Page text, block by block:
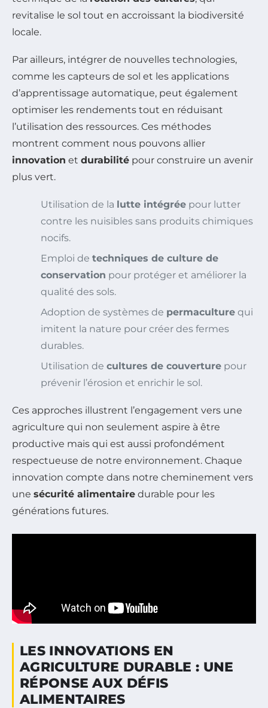
revitalise le sol tout en accroissant la biodiversité
locale.
Par ailleurs, intégrer de nouvelles technologies,
comme les capteurs de sol et les applications
d’apprentissage automatique, peut également
optimiser les rendements tout en réduisant
l’utilisation des ressources. Ces méthodes
montrent comment nous pouvons allier
innovation et durabilité pour construire un avenir
plus vert.
Utilisation de la lutte intégrée pour lutter
contre les nuisibles sans produits chimiques
nocifs.
Emploi de techniques de culture de
conservation pour protéger et améliorer la
qualité des sols.
Adoption de systèmes de permaculture qui
imitent la nature pour créer des fermes
durables.
Utilisation de cultures de couverture pour
prévenir l’érosion et enrichir le sol.
Ces approches illustrent l’engagement vers une
agriculture qui non seulement aspire à être
productive mais qui est aussi profondément
respectueuse de notre environnement. Chaque
innovation compte dans notre cheminement vers
une sécurité alimentaire durable pour les
générations futures.
LES INNOVATIONS EN
AGRICULTURE DURABLE : UNE
RÉPONSE AUX DÉFIS
ALIMENTAIRES